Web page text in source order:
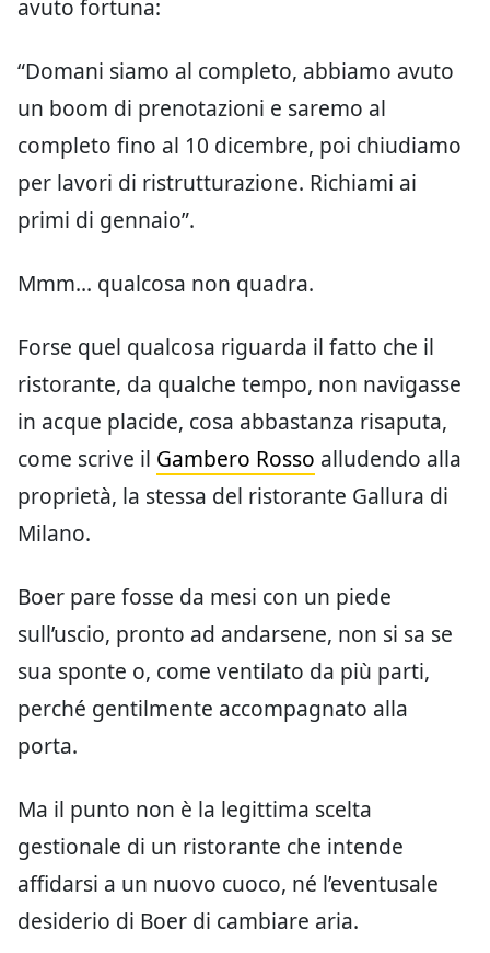
avuto fortuna:
“Domani siamo al completo, abbiamo avuto
un boom di prenotazioni e saremo al
completo fino al 10 dicembre, poi chiudiamo
per lavori di ristrutturazione. Richiami ai
primi di gennaio”.
Mmm… qualcosa non quadra.
Forse quel qualcosa riguarda il fatto che il
ristorante, da qualche tempo, non navigasse
in acque placide, cosa abbastanza risaputa,
come scrive il Gambero Rosso alludendo alla
proprietà, la stessa del ristorante Gallura di
Milano.
Boer pare fosse da mesi con un piede
sull’uscio, pronto ad andarsene, non si sa se
sua sponte o, come ventilato da più parti,
perché gentilmente accompagnato alla
porta.
Ma il punto non è la legittima scelta
gestionale di un ristorante che intende
affidarsi a un nuovo cuoco, né l’eventusale
desiderio di Boer di cambiare aria.